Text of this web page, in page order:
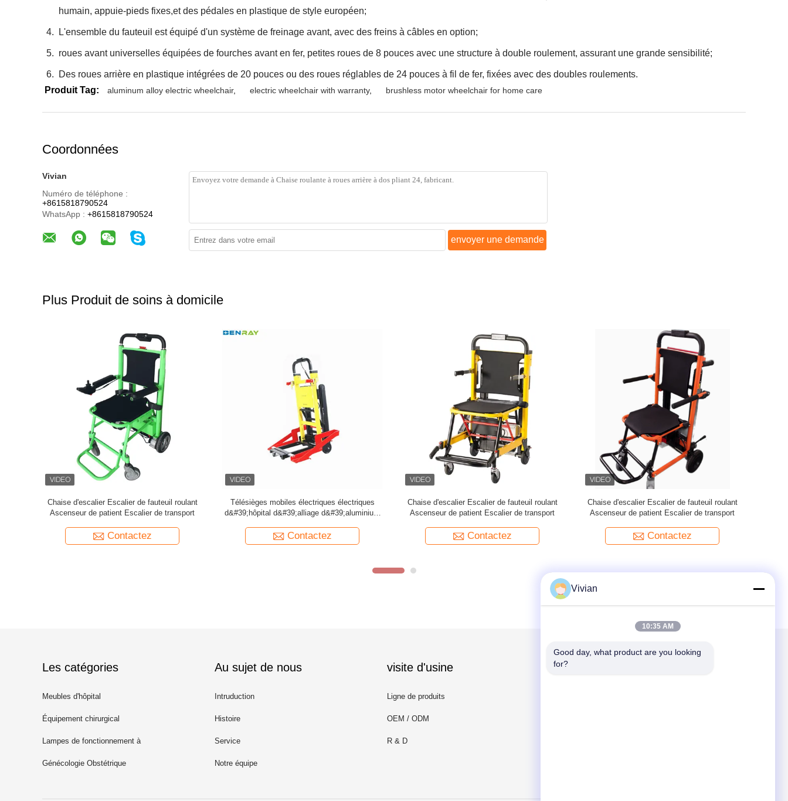
humain, appuie-pieds fixes,et des pédales en plastique de style européen;
L'ensemble du fauteuil est équipé d'un système de freinage avant, avec des freins à câbles en option;
roues avant universelles équipées de fourches avant en fer, petites roues de 8 pouces avec une structure à double roulement, assurant une grande sensibilité;
Des roues arrière en plastique intégrées de 20 pouces ou des roues réglables de 24 pouces à fil de fer, fixées avec des doubles roulements.
Produit Tag:
aluminum alloy electric wheelchair, electric wheelchair with warranty, brushless motor wheelchair for home care
Coordonnées
Vivian
Numéro de téléphone :
+8615818790524
WhatsApp : +8615818790524
envoyer une demande
Plus Produit de soins à domicile
Lecteur de glycémie précis, moniteur de
glycémie, avec 50 bandelettes de test et 50
Contactez
Ascenseur électrique pour patients médicaux
de type standard
Contactez
Thermomètre Infrarouge
Contactez
Tensiomètre manuel avec stéthoscope
Contactez
Les catégories
Meubles d'hôpital
Équipement chirurgical
Lampes de fonctionnement à
LED
Génécologie Obstétrique
Au sujet de nous
Intruduction
Histoire
Service
Notre équipe
visite d'usine
Ligne de produits
OEM / ODM
R & D
Mail nous
Vivian
10:35 AM
Good day, what product are you looking
for?